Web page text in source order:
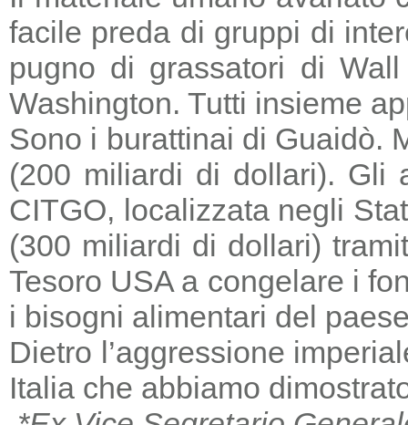
facile preda di gruppi di
pugno di grassatori di
Washington. Tutti insieme
Sono i burattinai di Guaidò.
(200 miliardi di dollari). Gli
CITGO, localizzata negli
(300 miliardi di dollari)
Tesoro USA a congelare i
i bisogni alimentari del
Dietro l’aggressione
Italia che abbiamo